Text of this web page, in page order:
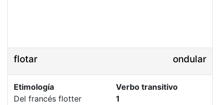
flotar ondular
Etimología
Del francés flotter
Verbo transitivo
1